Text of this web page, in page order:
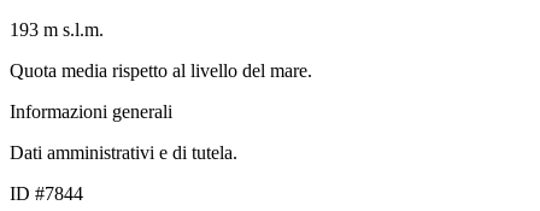
193 m s.l.m.
Quota media rispetto al livello del mare.
Informazioni generali
Dati amministrativi e di tutela.
ID #7844